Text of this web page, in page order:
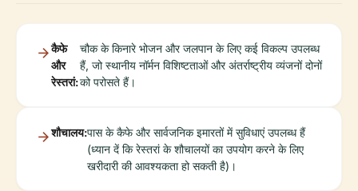
कैफे
और
रेस्तरां:
चौक के किनारे भोजन और जलपान के लिए कई विकल्प उपलब्ध
हैं, जो स्थानीय नॉर्मन विशिष्टताओं और अंतर्राष्ट्रीय व्यंजनों दोनों
को परोसते हैं।
शौचालय:पास के कैफे और सार्वजनिक इमारतों में सुविधाएं उपलब्ध हैं
(ध्यान दें कि रेस्तरां के शौचालयों का उपयोग करने के लिए
खरीदारी की आवश्यकता हो सकती है)।